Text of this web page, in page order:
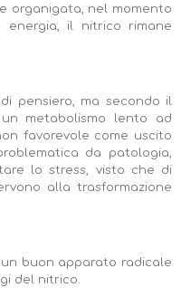
organigata, nel momento
il nitrico rimane
pensiero, ma secondo il
metabolismo lento ad
favorevole come uscito
da patologia,
lo stress, visto che di
alla trasformazione
buon apparato radicale
del nitrico.